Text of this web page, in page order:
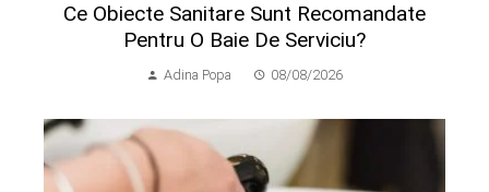
Ce Obiecte Sanitare Sunt Recomandate
Pentru O Baie De Serviciu?
Adina Popa 08/08/2026